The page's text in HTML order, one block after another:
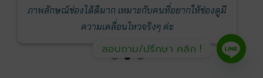
ภาพลักษณ์ช่องได้ดีมาก เหมาะกับคนที่อยากให้ช่องดูมี
ความเคลื่อนไหวจริงๆ ค่ะ
สอบถาม/ปรึกษา คลิก !